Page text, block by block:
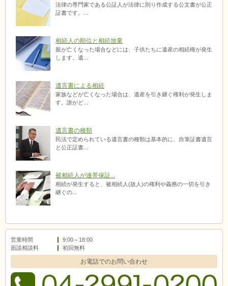
法律の専門家である公証人が法律に則り作成する公文書が公正
証書です。...
相続人の順位と相続放棄
親が亡くなった場合などには、子供たちに遺産の相続権が発生
します。遺...
遺言書による相続
家族などが亡くなった場合は、遺産を引き継ぐ権利が発生しま
す。誰がど...
遺言書の種類
民法で定められている遺言書の種類は基本的に、自筆証書遺言
と公正証書...
被相続人が連帯保証...
相続が発生すると、被相続人(故人)の権利や義務の一切を引き
継ぐの...
営業時間
9:00～18:00
面談相談料
初回無料
お電話でのお問い合わせ